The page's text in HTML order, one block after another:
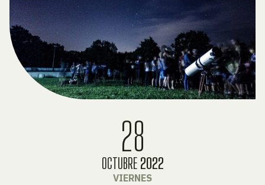
28
OCTUBRE 2022
VIERNES